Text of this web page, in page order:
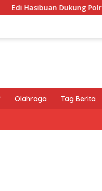
Dukung Polri Usut Kasus
Olahraga Tag Berita